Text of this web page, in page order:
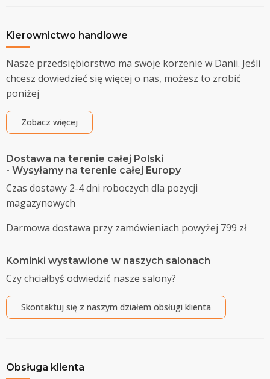
Kierownictwo handlowe
Nasze przedsiębiorstwo ma swoje korzenie w Danii. Jeśli
chcesz dowiedzieć się więcej o nas, możesz to zrobić
poniżej
Zobacz więcej
Dostawa na terenie całej Polski
- Wysyłamy na terenie całej Europy
Czas dostawy 2-4 dni roboczych dla pozycji
magazynowych
Darmowa dostawa przy zamówieniach powyżej 799 zł
Kominki wystawione w naszych salonach
Czy chciałbyś odwiedzić nasze salony?
Skontaktuj się z naszym działem obsługi klienta
Obsługa klienta